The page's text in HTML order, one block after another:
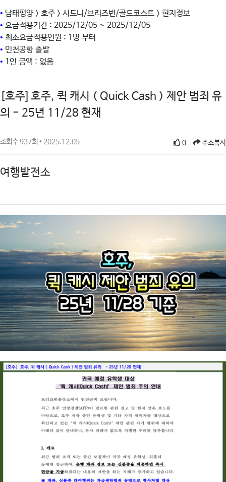
• 남태평양 > 호주 > 시드니/브리즈번/골드코스트 > 현지정보
• 요금적용기간 : 2025/12/05 ~ 2025/12/05
• 최소요금적용인원 : 1명 부터
• 인천공항 출발
• 1인 금액 : 없음
[호주] 호주, 퀵 캐시 ( Quick Cash ) 제안 범죄 유
의 - 25년 11/28 현재
조회수 937회 • 2025.12.05 0 주소복사
여행발전소